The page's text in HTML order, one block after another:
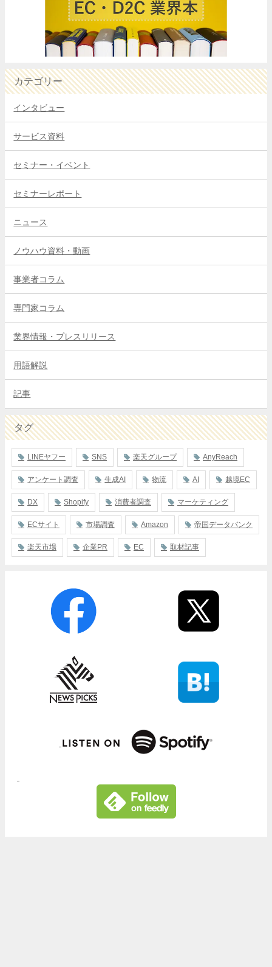
カテゴリー
インタビュー
サービス資料
セミナー・イベント
セミナーレポート
ニュース
ノウハウ資料・動画
事業者コラム
専門家コラム
業界情報・プレスリリース
用語解説
記事
タグ
LINEヤフー SNS 楽天グループ AnyReach
アンケート調査 生成AI 物流 AI 越境EC
DX Shopify 消費者調査 マーケティング
ECサイト 市場調査 Amazon 帝国データバンク
楽天市場 企業PR EC 取材記事